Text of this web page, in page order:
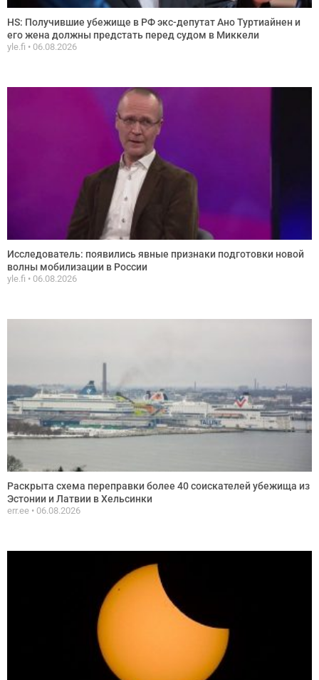
HS: Получившие убежище в РФ экс-депутат Ано Туртиайнен и
его жена должны предстать перед судом в Миккели
yle.fi 06.08.2026
Исследователь: появились явные признаки подготовки новой
волны мобилизации в России
yle.fi 06.08.2026
Раскрыта схема переправки более 40 соискателей убежища из
Эстонии и Латвии в Хельсинки
err.ee 06.08.2026